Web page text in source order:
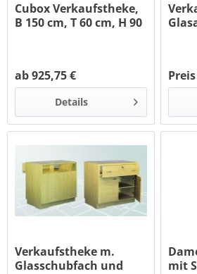
Cubox Verkaufstheke,
B 150 cm, T 60 cm, H 90
ab 925,75 €
Details
Verkaufstheke m.
Glasschubfach und
mit